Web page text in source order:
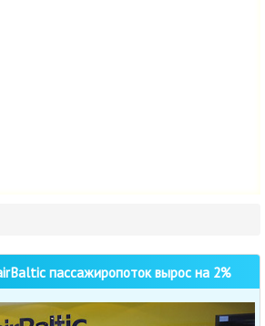
пассажиропоток вырос на 2%